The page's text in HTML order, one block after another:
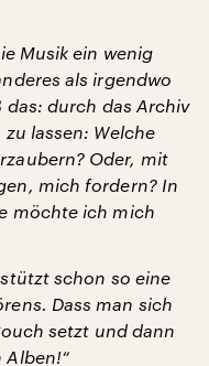
Musik ein wenig
als irgendwo
durch das Archiv
lassen: Welche
Oder, mit
mich fordern? In
möchte ich mich
schon so eine
Dass man sich
setzt und dann
Alben!“